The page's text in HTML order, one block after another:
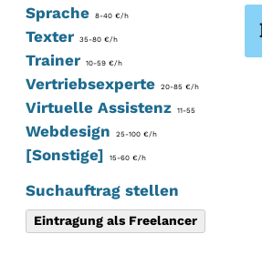
Sprache8-40 €/h
Texter 35-80 €/h
Trainer 10-59 €/h
Vertriebsexperte20-85 €/h
Virtuelle Assistenz11-55
Webdesign 25-100 €/h
[Sonstige] 15-60 €/h
Suchauftrag stellen
Eintragung als Freelancer